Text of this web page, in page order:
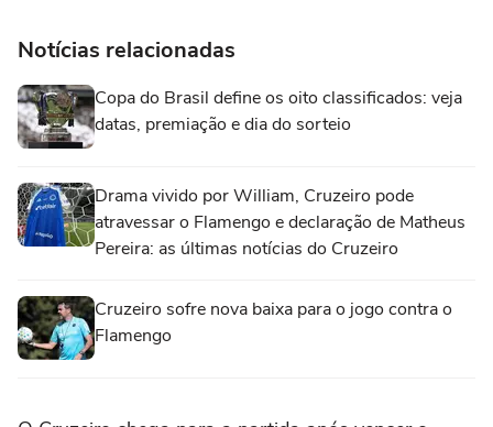
Notícias relacionadas
Copa do Brasil define os oito classificados: veja
datas, premiação e dia do sorteio
Drama vivido por William, Cruzeiro pode
atravessar o Flamengo e declaração de Matheus
Pereira: as últimas notícias do Cruzeiro
Cruzeiro sofre nova baixa para o jogo contra o
Flamengo